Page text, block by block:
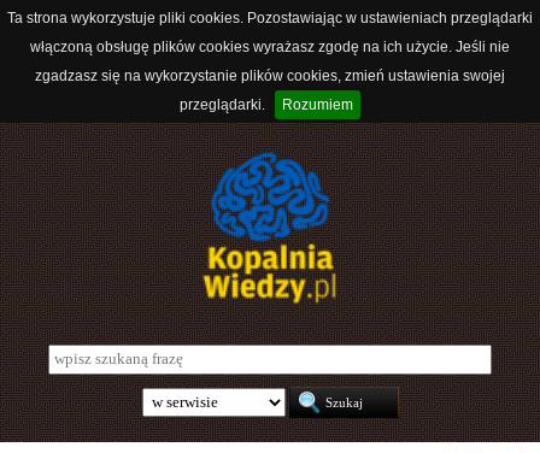
Ta strona wykorzystuje pliki cookies. Pozostawiając w ustawieniach przeglądarki
włączoną obsługę plików cookies wyrażasz zgodę na ich użycie. Jeśli nie
zgadzasz się na wykorzystanie plików cookies, zmień ustawienia swojej
przeglądarki.
Rozumiem